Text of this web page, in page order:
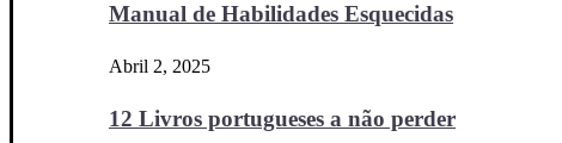
Manual de Habilidades Esquecidas
Abril 2, 2025
12 Livros portugueses a não perder